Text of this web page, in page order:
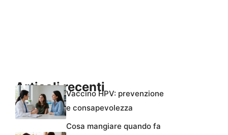
Articoli recentiVaccino HPV: prevenzione
e consapevolezza
Cosa mangiare quando fa